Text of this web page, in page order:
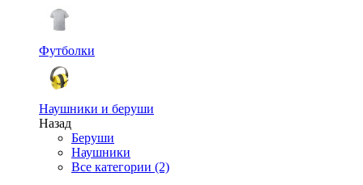
Футболки
Наушники и беруши
Назад
Беруши
Наушники
Все категории (2)